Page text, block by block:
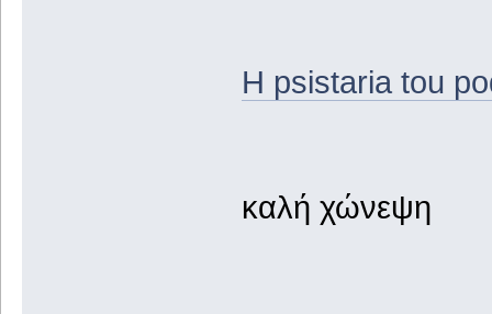
H psistaria tou
καλή χώνεψη